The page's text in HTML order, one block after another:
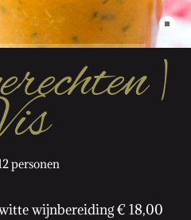
|
personen
wijnbereiding € 18,00